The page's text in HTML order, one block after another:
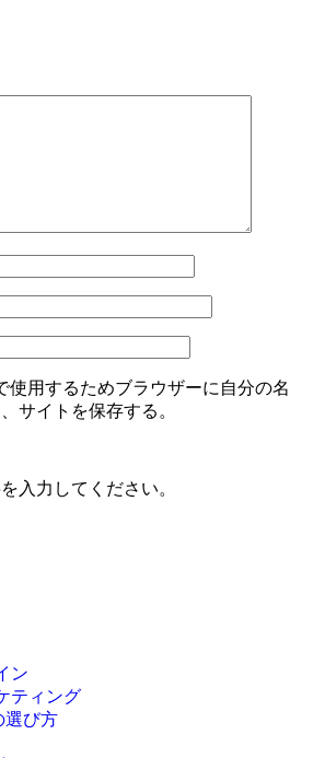
使用するためブラウザーに自分の名
サイトを保存する。
入力してください。
ン
ティング
選び方